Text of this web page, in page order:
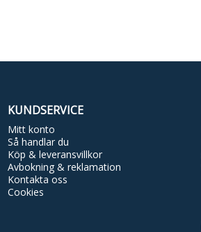
KUNDSERVICE
Mitt konto
Så handlar du
Köp & leveransvillkor
Avbokning & reklamation
Kontakta oss
Cookies